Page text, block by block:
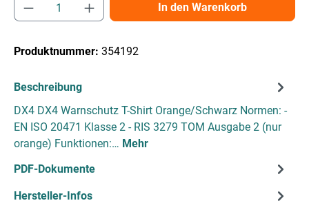
Produkt Anzahl: Gib den gewünschten
In den Warenkorb
Produktnummer: 354192
Beschreibung
DX4 DX4 Warnschutz T-Shirt Orange/Schwarz Normen: -
EN ISO 20471 Klasse 2 - RIS 3279 TOM Ausgabe 2 (nur
orange) Funktionen:… Mehr
PDF-Dokumente
Hersteller-Infos